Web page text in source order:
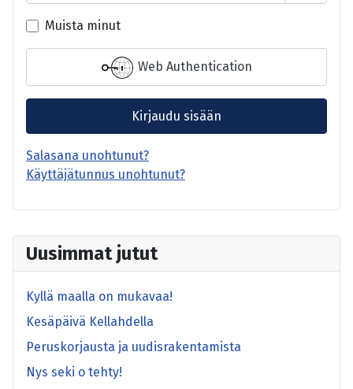
Uusimmat jutut
Kyllä maalla on mukavaa!
Kesäpäivä Kellahdella
Peruskorjausta ja uudisrakentamista
Nys seki o tehty!
Näytä
Muista minut
Web Authentication
Kirjaudu sisään
Salasana unohtunut?
Käyttäjätunnus unohtunut?